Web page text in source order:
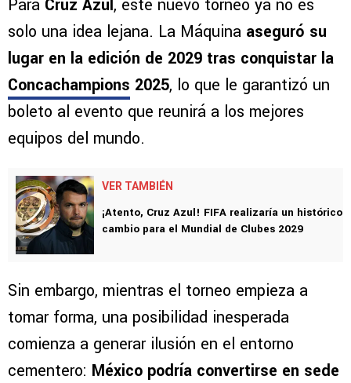
Para Cruz Azul, este nuevo torneo ya no es
solo una idea lejana. La Máquina aseguró su
lugar en la edición de 2029 tras conquistar la
Concachampions 2025, lo que le garantizó un
boleto al evento que reunirá a los mejores
equipos del mundo.
VER TAMBIÉN
¡Atento, Cruz Azul! FIFA realizaría un histórico
cambio para el Mundial de Clubes 2029
Sin embargo, mientras el torneo empieza a
tomar forma, una posibilidad inesperada
comienza a generar ilusión en el entorno
cementero: México podría convertirse en sede